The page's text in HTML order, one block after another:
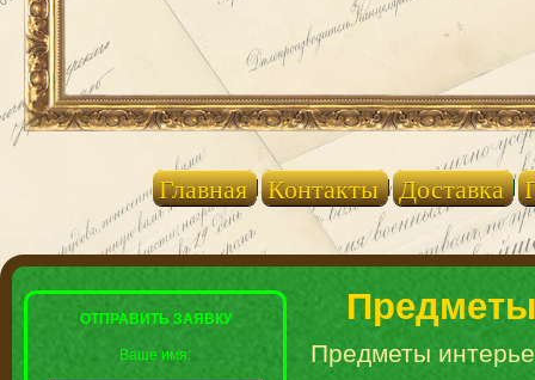
Главная Контакты Доставка
ОТПРАВИТЬ ЗАЯВКУ
Ваше имя: Предметы